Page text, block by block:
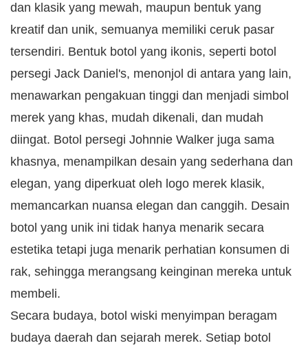
dan klasik yang mewah, maupun bentuk yang
kreatif dan unik, semuanya memiliki ceruk pasar
tersendiri. Bentuk botol yang ikonis, seperti botol
persegi Jack Daniel's, menonjol di antara yang lain,
menawarkan pengakuan tinggi dan menjadi simbol
merek yang khas, mudah dikenali, dan mudah
diingat. Botol persegi Johnnie Walker juga sama
khasnya, menampilkan desain yang sederhana dan
elegan, yang diperkuat oleh logo merek klasik,
memancarkan nuansa elegan dan canggih. Desain
botol yang unik ini tidak hanya menarik secara
estetika tetapi juga menarik perhatian konsumen di
rak, sehingga merangsang keinginan mereka untuk
membeli.
Secara budaya, botol wiski menyimpan beragam
budaya daerah dan sejarah merek. Setiap botol